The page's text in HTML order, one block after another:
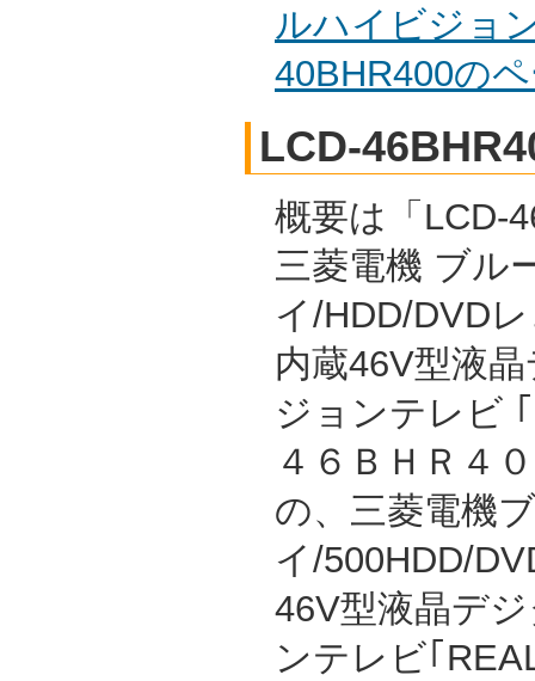
ルハイビジョ
40BHR400の
LCD-
概要は「LCD-
三菱電機 ブル
イ/HDD/DVD
内蔵46V型液
ジョンテレビ
４６ＢＨＲ４
の、三菱電機
イ/500HDD/
46V型液晶デ
ンテレビ｢